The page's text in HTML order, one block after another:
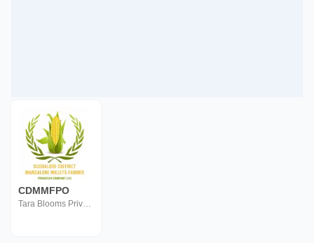
CDMMFPO
Tara Blooms Private Ltd